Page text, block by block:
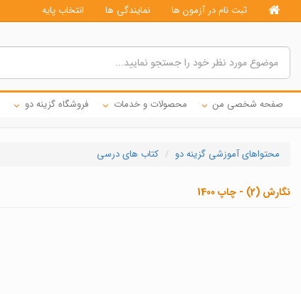
ثبت نام در آزمون ها نمایندگی ها انتخاب پایه
صفحه شخصی من محصولات و خدمات فروشگاه گزینه دو
محتواهای آموزشی گزینه دو کتاب های درسی
نگارش (2) - چاپ 1400